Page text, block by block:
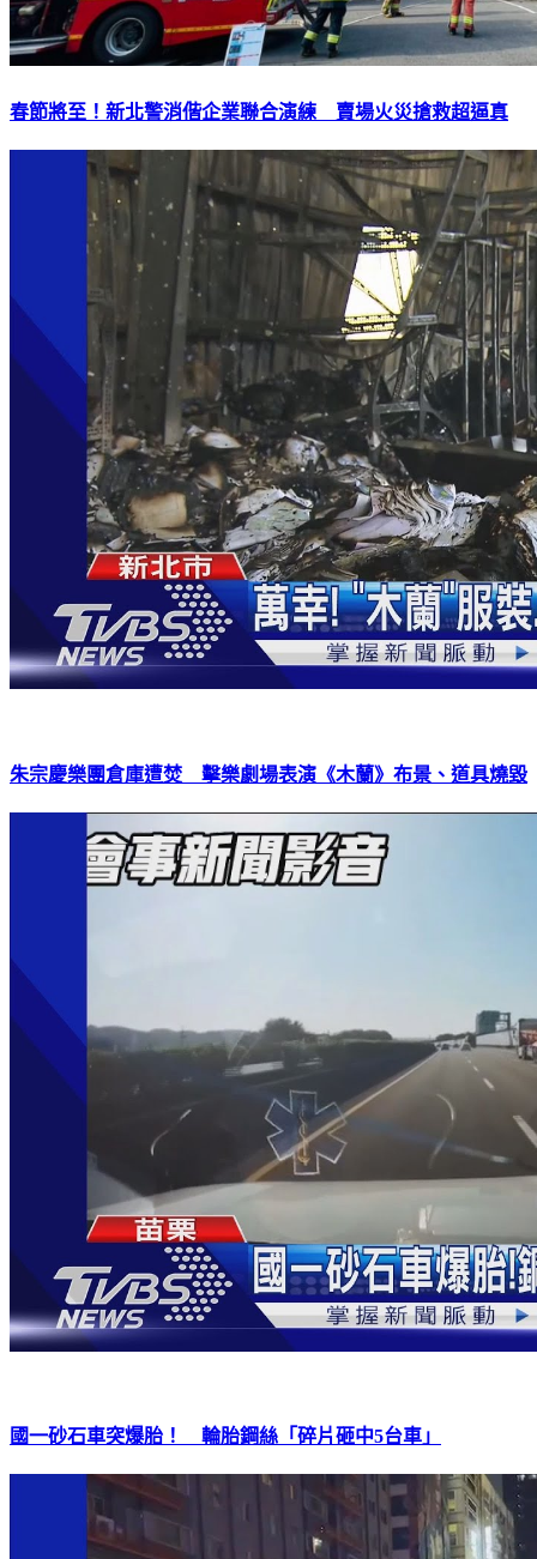
春節將至！新北警消偕企業聯合演練 賣場火災搶救超逼真
朱宗慶樂團倉庫遭焚 擊樂劇場表演《木蘭》布景、道具燒毀
國一砂石車突爆胎！ 輪胎鋼絲「碎片砸中5台車」